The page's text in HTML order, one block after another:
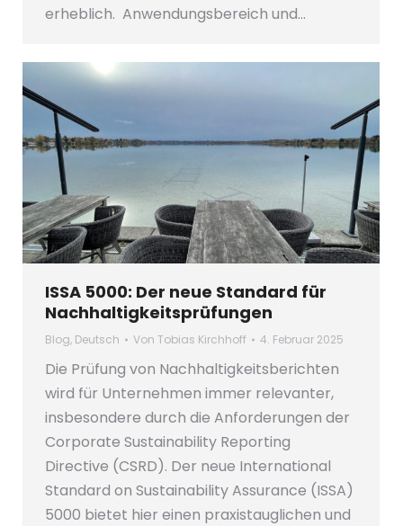
erheblich. Anwendungsbereich und…
ISSA 5000: Der neue Standard für
Nachhaltigkeitsprüfungen
Blog, Deutsch Von Tobias Kirchhoff 4. Februar 2025
Die Prüfung von Nachhaltigkeitsberichten
wird für Unternehmen immer relevanter,
insbesondere durch die Anforderungen der
Corporate Sustainability Reporting
Directive (CSRD). Der neue International
Standard on Sustainability Assurance (ISSA)
5000 bietet hier einen praxistauglichen und